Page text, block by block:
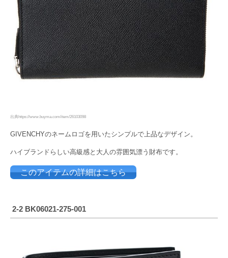
出典https://www.buyma.com/item/26103098
GIVENCHYのネームロゴを用いたシンプルで上品なデザイン。
ハイブランドらしい高級感と大人の雰囲気漂う財布です。
このアイテムの詳細はこちら
2-2 BK06021-275-001